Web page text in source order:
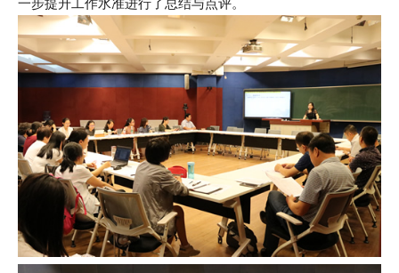
一步提升工作水准进行了总结与点评。